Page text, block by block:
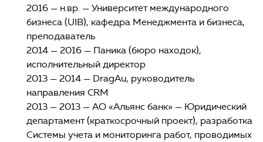
2016 — н.вр. — Университет международного
бизнеса (UIB), кафедра Менеджмента и бизнеса,
преподаватель
2014 — 2016 — Паника (бюро находок),
исполнительный директор
2013 — 2014 — DragAu, руководитель
направления CRM
2013 — 2013 — АО «Альянс банк» — Юридический
департамент (краткосрочный проект), разработка
Системы учета и мониторинга работ, проводимых